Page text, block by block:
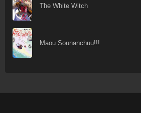
The White Witch
Maou Sounanchuu!!!